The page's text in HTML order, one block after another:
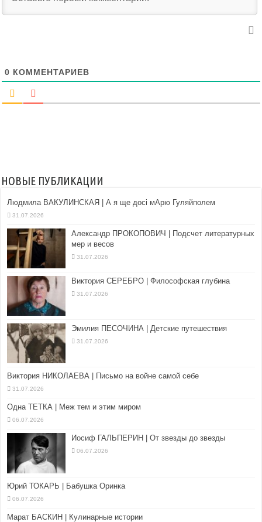
0 КОММЕНТАРИЕВ
НОВЫЕ ПУБЛИКАЦИИ
Людмила ВАКУЛИНСКАЯ | А я ще досі мАрю Гуляйполем
31.07.2026
Александр ПРОКОПОВИЧ | Подсчет литературных
мер и весов
31.07.2026
Виктория СЕРЕБРО | Философская глубина
31.07.2026
Эмилия ПЕСОЧИНА | Детские путешествия
31.07.2026
Виктория НИКОЛАЕВА | Письмо на войне самой себе
31.07.2026
Одна ТЕТКА | Меж тем и этим миром
06.07.2026
Иосиф ГАЛЬПЕРИН | От звезды до звезды
06.07.2026
Юрий ТОКАРЬ | Бабушка Оринка
06.07.2026
Марат БАСКИН | Кулинарные истории